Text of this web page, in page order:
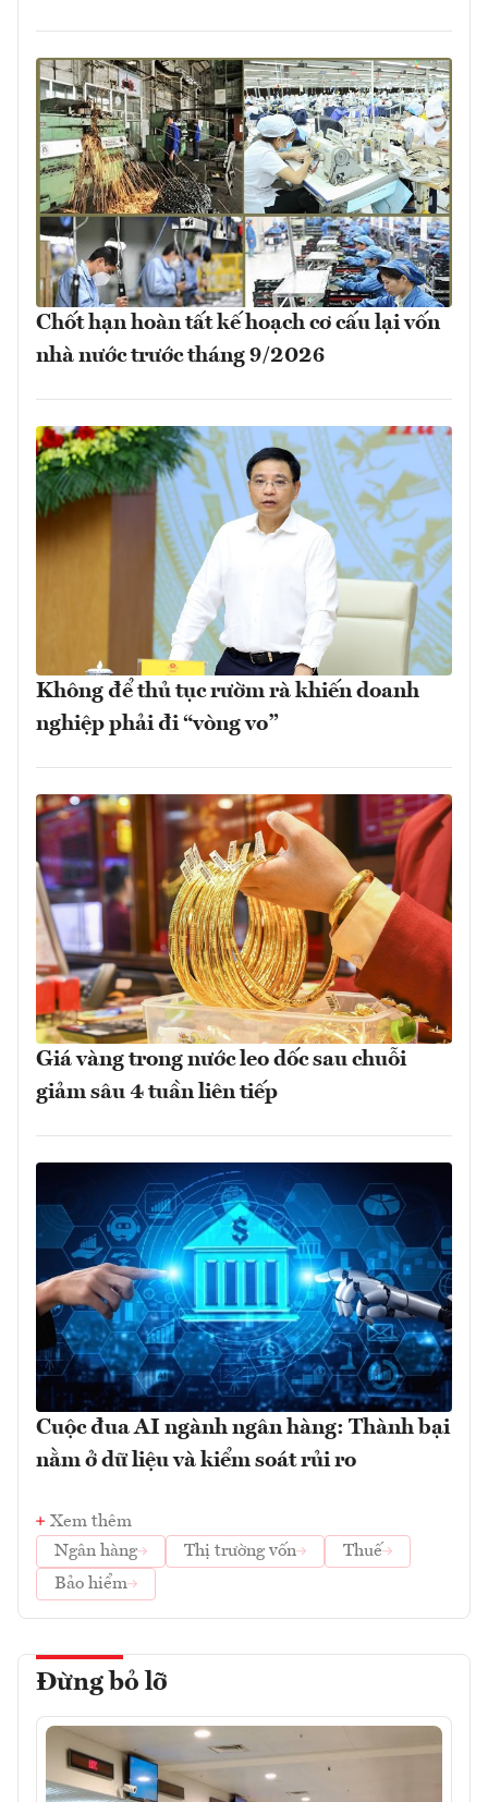
Chốt hạn hoàn tất kế hoạch cơ cấu lại vốn
nhà nước trước tháng 9/2026
Không để thủ tục rườm rà khiến doanh
nghiệp phải đi “vòng vo”
Giá vàng trong nước leo dốc sau chuỗi
giảm sâu 4 tuần liên tiếp
Cuộc đua AI ngành ngân hàng: Thành bại
nằm ở dữ liệu và kiểm soát rủi ro
Xem thêm
Ngân hàng
Thị trường vốn
Thuế
Bảo hiểm
Đừng bỏ lỡ